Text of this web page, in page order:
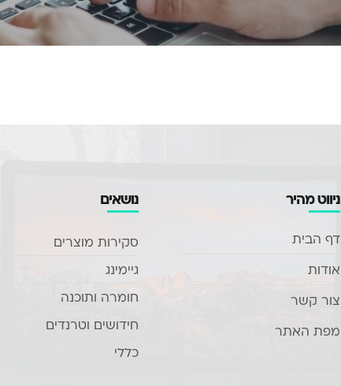
ניווט מהיר
דף הבית
אודות
צור קשר
מפת האתר
נושאים
סקירות מוצרים
גיימינג
חומרה ותוכנה
חידושים וטרנדים
כללי